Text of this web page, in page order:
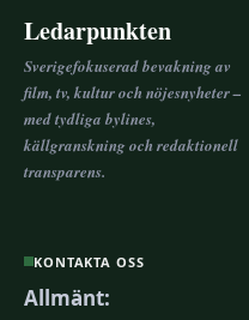
Ledarpunkten
Sverigefokuserad bevakning av
film, tv, kultur och nöjesnyheter –
med tydliga bylines,
källgranskning och redaktionell
transparens.
KONTAKTA OSS
Allmänt: